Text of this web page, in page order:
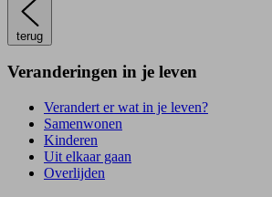
terug
Veranderingen in je leven
Verandert er wat in je leven?
Samenwonen
Kinderen
Uit elkaar gaan
Overlijden